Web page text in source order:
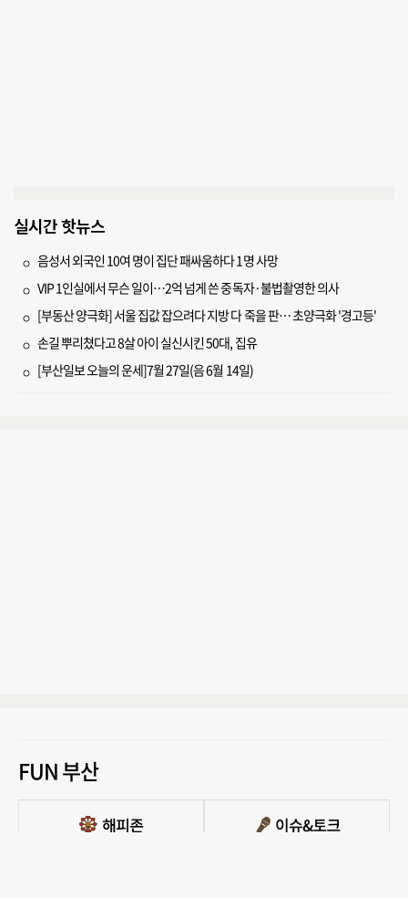
실시간 핫뉴스
음성서 외국인 10여 명이 집단 패싸움하다 1명 사망
VIP 1인실에서 무슨 일이…2억 넘게 쓴 중독자·불법촬영한 의사
[부동산 양극화] 서울 집값 잡으려다 지방 다 죽을 판… 초양극화 '경고등'
손길 뿌리쳤다고 8살 아이 실신시킨 50대, 집유
[부산일보 오늘의 운세]7월 27일(음 6월 14일)
FUN 부산